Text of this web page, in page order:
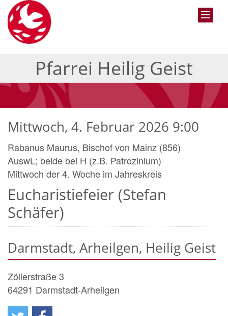
Pfarrei Heilig Geist
Eucharistiefeier (Stefan
Schäfer)
Mittwoch, 4. Februar 2026 9:00
Rabanus Maurus, Bischof von Mainz (856)
AuswL; beide bei H (z.B. Patrozinium)
Mittwoch der 4. Woche im Jahreskreis
Darmstadt, Arheilgen, Heilig Geist
Zöllerstraße 3
64291 Darmstadt-Arheilgen